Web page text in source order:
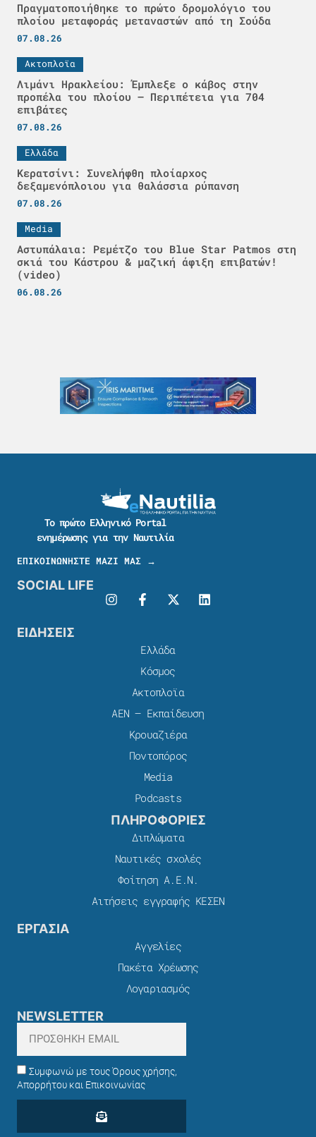
Πραγματοποιήθηκε το πρώτο δρομολόγιο του
πλοίου μεταφοράς μεταναστών από τη Σούδα
07.08.26
Ακτοπλοϊα
Λιμάνι Ηρακλείου: Έμπλεξε ο κάβος στην
προπέλα του πλοίου – Περιπέτεια για 704
επιβάτες
07.08.26
Ελλάδα
Κερατσίνι: Συνελήφθη πλοίαρχος
δεξαμενόπλοιου για θαλάσσια ρύπανση
07.08.26
Media
Αστυπάλαια: Ρεμέτζο του Blue Star Patmos στη
σκιά του Κάστρου & μαζική άφιξη επιβατών!
(video)
06.08.26
Το πρώτο Ελληνικό Portal
ενημέρωσης για την Ναυτιλία
ΕΠΙΚΟΙΝΩΝΗΣΤΕ ΜΑΖΙ ΜΑΣ →
SOCIAL LIFE
ΕΙΔΗΣΕΙΣ
Ελλάδα
Κόσμος
Ακτοπλοϊα
ΑΕΝ – Εκπαίδευση
Κρουαζιέρα
Ποντοπόρος
Media
Podcasts
ΠΛΗΡΟΦΟΡΙΕΣ
Διπλώματα
Ναυτικές σχολές
Φοίτηση Α.Ε.Ν.
Αιτήσεις εγγραφής ΚΕΣΕΝ
ΕΡΓΑΣΙΑ
Αγγελίες
Πακέτα Χρέωσης​
Λογαριασμός
NEWSLETTER
Συμφωνώ με τους Όρους χρήσης,
Απορρήτου και Επικοινωνίας